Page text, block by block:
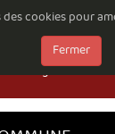
cookies pour
Fermer
Emploi à la
Documents à
Règlements